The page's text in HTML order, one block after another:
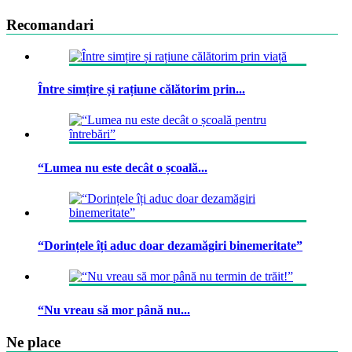
Recomandari
Între simțire și rațiune călătorim prin...
“Lumea nu este decât o școală...
“Dorințele îți aduc doar dezamăgiri binemeritate”
“Nu vreau să mor până nu...
Ne place